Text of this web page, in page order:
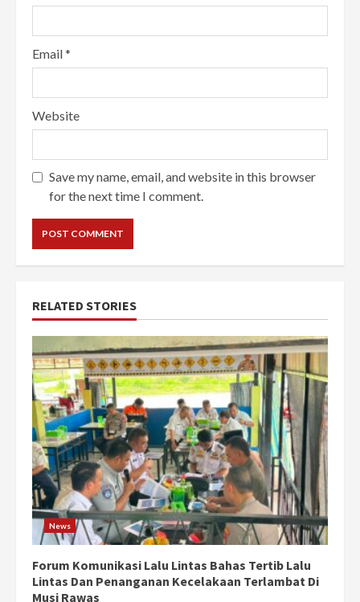
Email*
Website
Save my name, email, and website in this browser
for the next time I comment.
RELATED STORIES
News
Forum Komunikasi Lalu Lintas Bahas Tertib Lalu
Lintas Dan Penanganan Kecelakaan Terlambat Di
Musi Rawas